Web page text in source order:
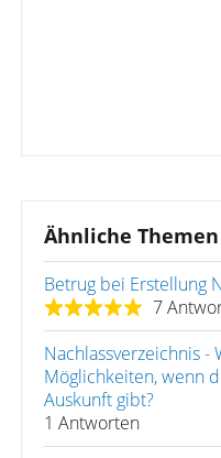
Ähnliche Themen
Betrug bei Erstellung
7
Nachlassverzeichnis -
Möglichkeiten, wenn
Auskunft gibt?
1 Antworten